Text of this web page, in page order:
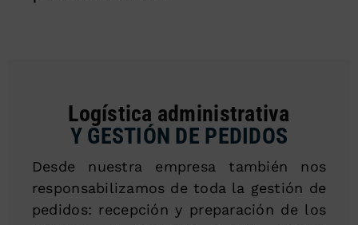
Logística administrativa
Y GESTIÓN DE PEDIDOS
Desde nuestra empresa también nos
responsabilizamos de toda la gestión de
pedidos: recepción y preparación de los